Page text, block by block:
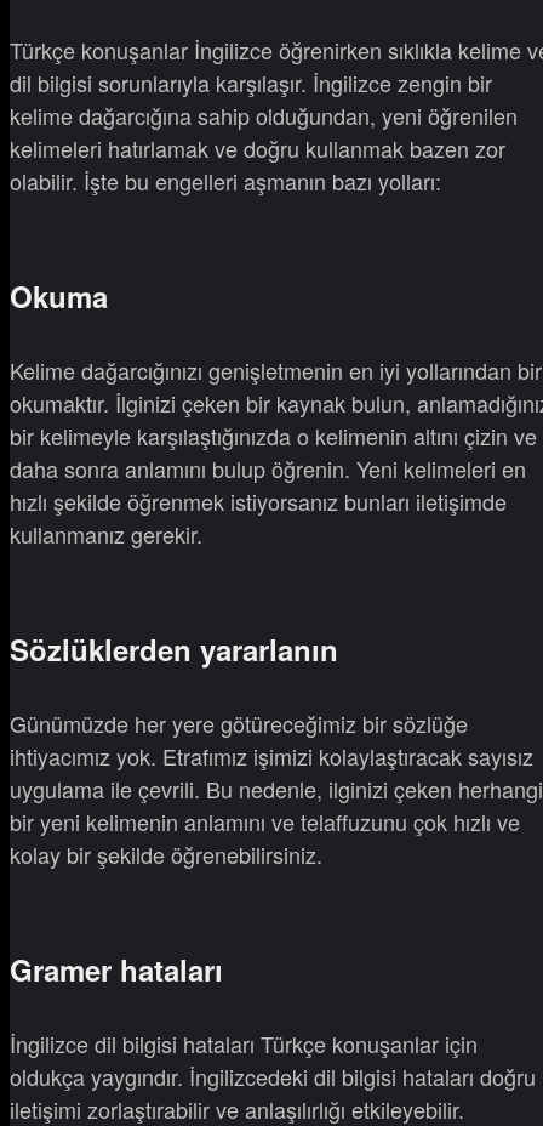
Türkçe konuşanlar İngilizce öğrenirken sıklıkla kelime
dil bilgisi sorunlarıyla karşılaşır. İngilizce zengin bir
kelime dağarcığına sahip olduğundan, yeni öğrenilen
kelimeleri hatırlamak ve doğru kullanmak bazen zor
olabilir. İşte bu engelleri aşmanın bazı yolları:
Okuma
Kelime dağarcığınızı genişletmenin en iyi yollarından
okumaktır. İlginizi çeken bir kaynak bulun,
bir kelimeyle karşılaştığınızda o kelimenin altını çizin ve
daha sonra anlamını bulup öğrenin. Yeni kelimeleri en
hızlı şekilde öğrenmek istiyorsanız bunları iletişimde
kullanmanız gerekir.
Sözlüklerden yararlanın
Günümüzde her yere götüreceğimiz bir sözlüğe
ihtiyacımız yok. Etrafımız işimizi kolaylaştıracak sayısız
uygulama ile çevrili. Bu nedenle, ilginizi çeken herhangi
bir yeni kelimenin anlamını ve telaffuzunu çok hızlı ve
kolay bir şekilde öğrenebilirsiniz.
Gramer hataları
İngilizce dil bilgisi hataları Türkçe konuşanlar için
oldukça yaygındır. İngilizcedeki dil bilgisi hataları doğru
iletişimi zorlaştırabilir ve anlaşılırlığı etkileyebilir.